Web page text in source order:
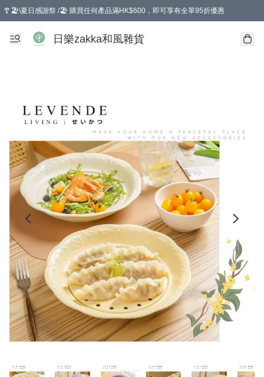
🎐🏖️\夏日感謝祭 /🏖️ 購買任何產品滿HK$600，即可享有全單95折優惠
選擇GoGoX住宅/工商地址配送，單一訂單消費購物滿HK$680(折扣後），可享有
日樂zakka和風雜貨